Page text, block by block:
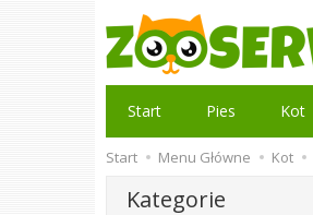
Start Pies Kot
Start Menu Główne Kot
Kategorie